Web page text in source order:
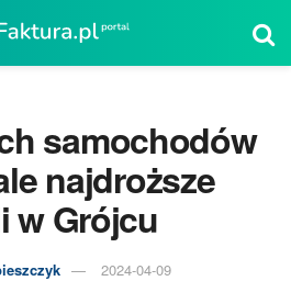
samochodów
najdroższe
w Grójcu
2024-04-09